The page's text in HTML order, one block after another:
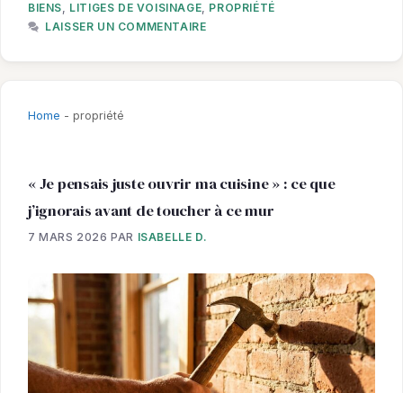
BIENS, LITIGES DE VOISINAGE, PROPRIÉTÉ
LAISSER UN COMMENTAIRE
Home - propriété
« Je pensais juste ouvrir ma cuisine » : ce que
j’ignorais avant de toucher à ce mur
7 MARS 2026 PAR ISABELLE D.